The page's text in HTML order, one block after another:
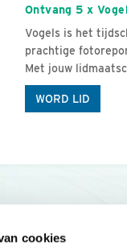
cookies
Ontvang 5 x
Vogels is het
prachtige
Met jouw
WORD LID